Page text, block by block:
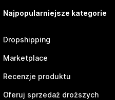
Najpopularniejsze kategorie
Dropshipping
Marketplace
Recenzje produktu
Oferuj sprzedaż droższych